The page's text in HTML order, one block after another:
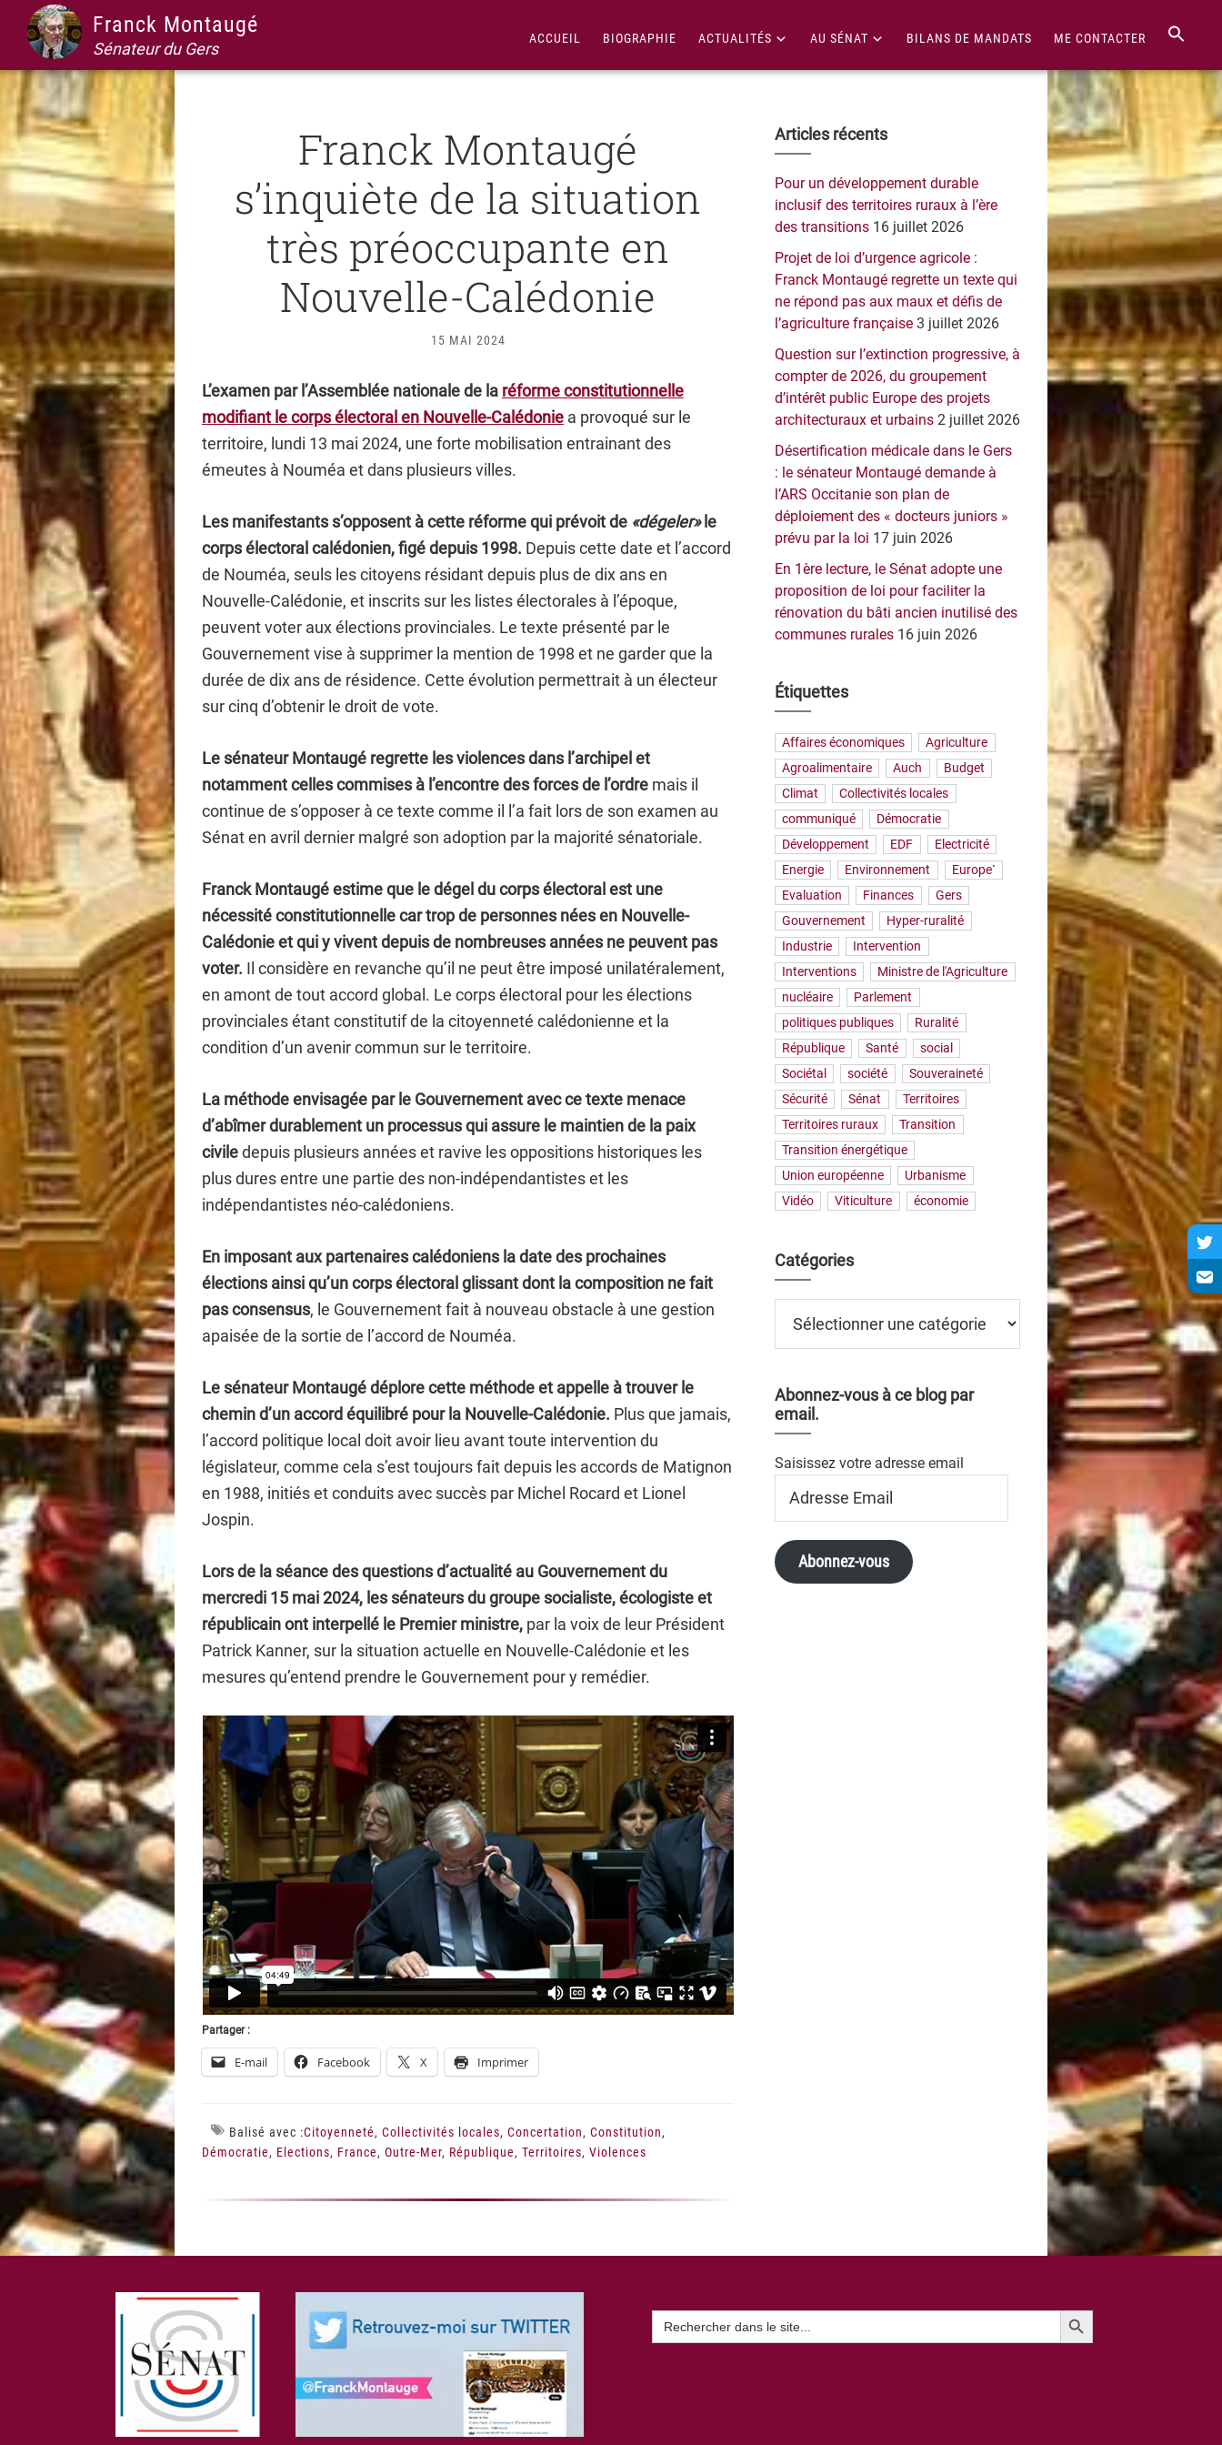
Passer
la
navigation
principale
Passer
contenu
principal
Passer
la
barre
latérale
principale
Passer
pied
de
page
Franck Montaugé
Sénateur du Gers
ACCUEIL BIOGRAPHIE ACTUALITÉS AU SÉNAT BILANS DE MANDATS ME CONTACTER
Franck Montaugé
s’inquiète de la situation
très préoccupante en
Nouvelle-Calédonie
15 MAI 2024
L’examen par l’Assemblée nationale de la réforme constitutionnelle
modifiant le corps électoral en Nouvelle-Calédonie a provoqué sur le
territoire, lundi 13 mai 2024, une forte mobilisation entrainant des
émeutes à Nouméa et dans plusieurs villes.
Les manifestants s’opposent à cette réforme qui prévoit de «dégeler»le
corps électoral calédonien, figé depuis 1998. Depuis cette date et l’accord
de Nouméa, seuls les citoyens résidant depuis plus de dix ans en
Nouvelle-Calédonie, et inscrits sur les listes électorales à l’époque,
peuvent voter aux élections provinciales. Le texte présenté par le
Gouvernement vise à supprimer la mention de 1998 et ne garder que la
durée de dix ans de résidence. Cette évolution permettrait à un électeur
sur cinq d’obtenir le droit de vote.
Le sénateur Montaugé regrette les violences dans l’archipel et
notamment celles commises à l’encontre des forces de l’ordre mais il
continue de s’opposer à ce texte comme il l’a fait lors de son examen au
Sénat en avril dernier malgré son adoption par la majorité sénatoriale.
Franck Montaugé estime que le dégel du corps électoral est une
nécessité constitutionnellecar trop de personnes nées en Nouvelle-
Calédonie et qui y vivent depuis de nombreuses années ne peuvent pas
voter. Il considère en revanche qu’il ne peut être imposé unilatéralement,
en amont de tout accord global. Le corps électoral pour les élections
provinciales étant constitutif de la citoyenneté calédonienne et la
condition d’un avenir commun sur le territoire.
La méthode envisagée par le Gouvernement avec ce texte menace
d’abîmer durablement un processus qui assure le maintien de la paix
civiledepuis plusieurs années et ravive les oppositions historiques les
plus dures entre une partie des non-indépendantistes et les
indépendantistes néo-calédoniens.
En imposant aux partenaires calédoniens la date des prochaines
élections ainsi qu’un corps électoral glissant dont la composition ne fait
pas consensus, le Gouvernement fait à nouveau obstacle à une gestion
apaisée de la sortie de l’accord de Nouméa.
Le sénateur Montaugé déplore cette méthode et appelle à trouver le
chemin d’un accord équilibré pour la Nouvelle-Calédonie. Plus que jamais,
l’accord politique local doit avoir lieu avant toute intervention du
législateur, comme cela s’est toujours fait depuis les accords de Matignon
en 1988, initiés et conduits avec succès par Michel Rocard et Lionel
Jospin.
Lors de la séance des questions d’actualité au Gouvernement du
mercredi 15 mai 2024, les sénateurs du groupe socialiste, écologiste et
républicain ont interpellé le Premier ministre, par la voix de leur Président
Patrick Kanner, sur la situation actuelle en Nouvelle-Calédonie et les
mesures qu’entend prendre le Gouvernement pour y remédier.
Partager :
E-mail Facebook X Imprimer
Balisé avec :Citoyenneté, Collectivités locales, Concertation, Constitution,
Démocratie, Elections, France, Outre-Mer, République, Territoires, Violences
Barre
latérale
principale
Articles récents
Pour un développement durable
inclusif des territoires ruraux à l’ère
des transitions 16 juillet 2026
Projet de loi d’urgence agricole :
Franck Montaugé regrette un texte qui
ne répond pas aux maux et défis de
l’agriculture française 3 juillet 2026
Question sur l’extinction progressive, à
compter de 2026, du groupement
d’intérêt public Europe des projets
architecturaux et urbains 2 juillet 2026
Désertification médicale dans le Gers
: le sénateur Montaugé demande à
l’ARS Occitanie son plan de
déploiement des « docteurs juniors »
prévu par la loi 17 juin 2026
En 1ère lecture, le Sénat adopte une
proposition de loi pour faciliter la
rénovation du bâti ancien inutilisé des
communes rurales 16 juin 2026
Étiquettes
Affaires économiques
Agriculture
Agroalimentaire
Auch
Budget
Climat
Collectivités locales
communiqué
Démocratie
Développement
EDF
Electricité
Energie
Environnement
Europe`
Evaluation
Finances
Gers
Gouvernement
Hyper-ruralité
Industrie
Intervention
Interventions
Ministre de l'Agriculture
nucléaire
Parlement
politiques publiques
Ruralité
République
Santé
social
Sociétal
société
Souveraineté
Sécurité
Sénat
Territoires
Territoires ruraux
Transition
Transition énergétique
Union européenne
Urbanisme
Vidéo
Viticulture économie
Catégories
Abonnez-vous à ce blog par
email.
Saisissez votre adresse email
Email
Abonnez-vous
Search
for:
Search Button